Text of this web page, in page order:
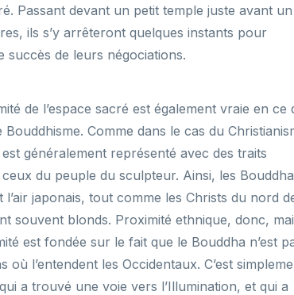
Passant devant un petit temple juste avant un
ils s’y arrêteront quelques instants pour
succès de leurs négociations.
de l’espace sacré est également vraie en ce
Comme dans le cas du
généralement représenté avec des traits
du peuple du sculpteur. Ainsi, les
l’air japonais, tout comme les Christs du nord
souvent blonds. Proximité ethnique, donc,
est fondée sur le fait que le Bouddha n’est
où l’entendent les Occidentaux. C’est
a trouvé une voie vers l’Illumination, et qui a